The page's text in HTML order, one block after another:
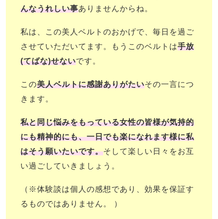
んなうれしい事ありませんからね。
私は、この美人ベルトのおかげで、毎日を過ご
させていただいてます。もうこのベルトは手放
(てばな)せないです。
この美人ベルトに感謝ありがたいその一言につ
きます。
私と同じ悩みをもっている女性の皆様が気持的
にも精神的にも、一日でも楽になれます様に私
はそう願いたいです。そして楽しい日々をお互
い過ごしていきましょう。
（※体験談は個人の感想であり、効果を保証す
るものではありません。 ）